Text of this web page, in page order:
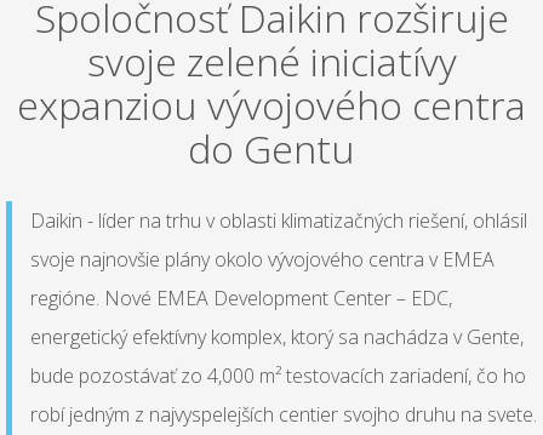
Spoločnosť Daikin rozširuje
svoje zelené iniciatívy
expanziou vývojového centra
do Gentu
Daikin - líder na trhu v oblasti klimatizačných riešení, ohlásil
svoje najnovšie plány okolo vývojového centra v EMEA
regióne. Nové EMEA Development Center – EDC,
energetický efektívny komplex, ktorý sa nachádza v Gente,
bude pozostávať zo 4,000 m² testovacích zariadení, čo ho
robí jedným z najvyspelejších centier svojho druhu na svete.